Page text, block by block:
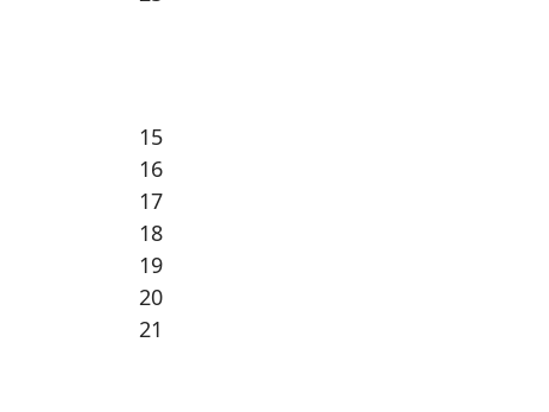
15
16
17
18
19
20
21